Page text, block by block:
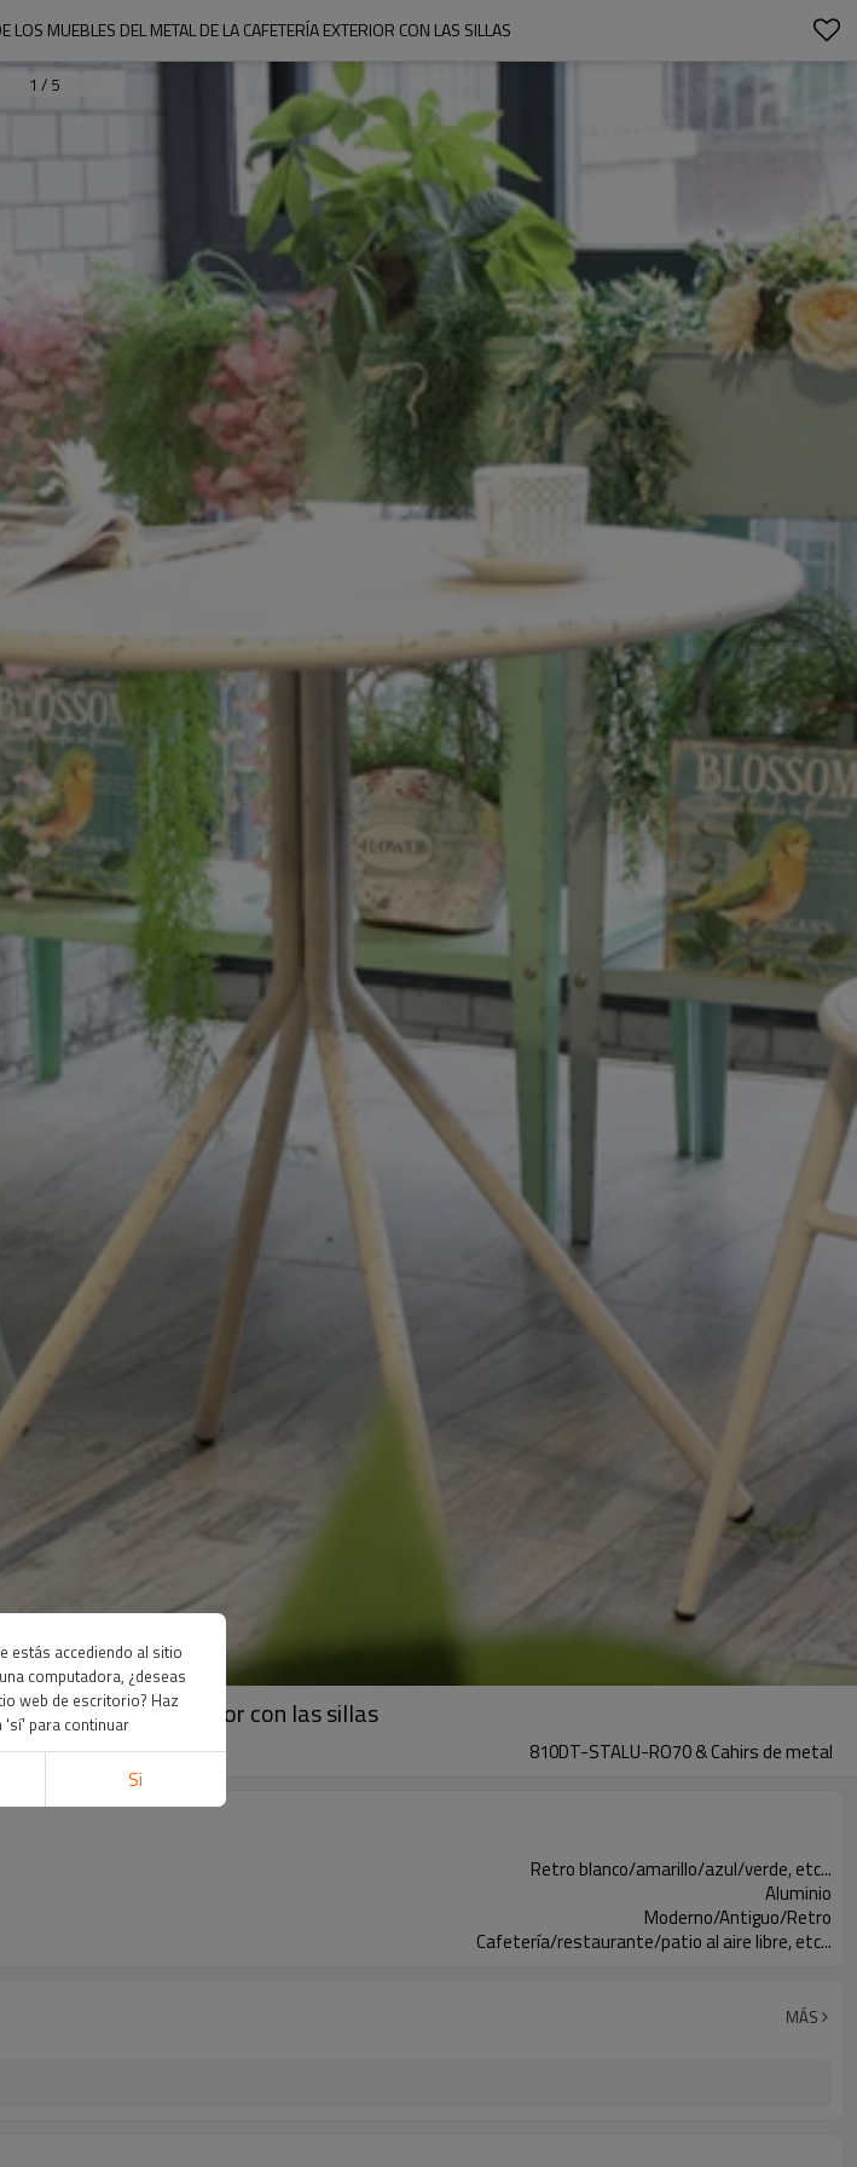
MUEBLES DEL METAL DE LA CAFETERÍA EXTERIOR CON LAS SILLAS
1 / 5
de la cafetería exterior con las sillas
810DT-STALU-RO70 & Cahirs de metal
Retro blanco/amarillo/azul/verde, etc...
Aluminio
Moderno/Antiguo/Retro
Cafetería/restaurante/patio al aire libre, etc...
MÁS
estás accediendo al sitio
computadora, ¿deseas
web de escritorio? Haz
'sí' para continuar
Si